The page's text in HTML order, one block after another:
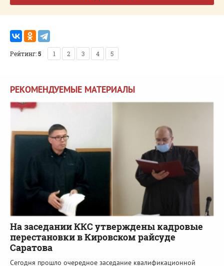
Рейтинг:5 1 2 3 4 5
РЕКОМЕНДУЕМЫЕ МАТЕРИАЛЫ
На заседании ККС утверждены кадровые
перестановки в Кировском райсуде
Саратова
Сегодня прошло очередное заседание квалификационной